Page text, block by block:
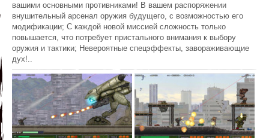
вашими основными противниками! В вашем распоряжении
внушительный арсенал оружия будущего, с возможностью его
модификации; С каждой новой миссией сложность только
повышается, что потребует пристального внимания к выбору
оружия и тактики; Невероятные спецэффекты, завораживающие
дух!..